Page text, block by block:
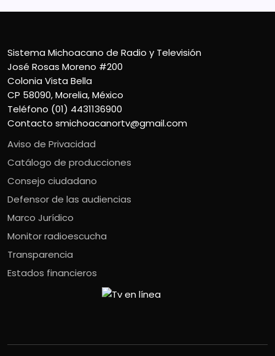
Sistema Michoacano de Radio y Televisión
José Rosas Moreno #200
Colonia Vista Bella
CP 58090, Morelia, México
Teléfono (01) 4431136900
Contacto smichoacanortv@gmail.com
Aviso de Privacidad
Catálogo de producciones
Consejo ciudadano
Defensor de las audiencias
Marco Jurídico
Monitor radioescucha
Transparencia
Estados financieros